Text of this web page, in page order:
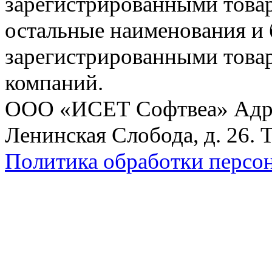
остальные наименования
зарегистрированными
компаний.
ООО «ИСЕТ Софтвеа»
Ленинская Слобода, д. 26.
Политика обработки